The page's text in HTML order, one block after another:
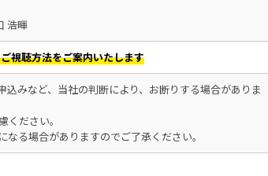
浩暉
視聴方法をご案内いたします
みなど、当社の判断により、お断りする場合がありま
ださい。
る場合がありますのでご了承ください。